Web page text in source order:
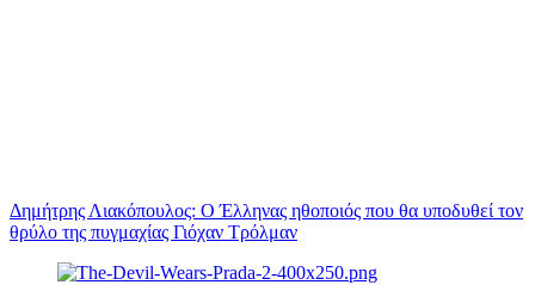
Δημήτρης Λιακόπουλος: Ο Έλληνας ηθοποιός που θα υποδυθεί τον
θρύλο της πυγμαχίας Γιόχαν Τρόλμαν